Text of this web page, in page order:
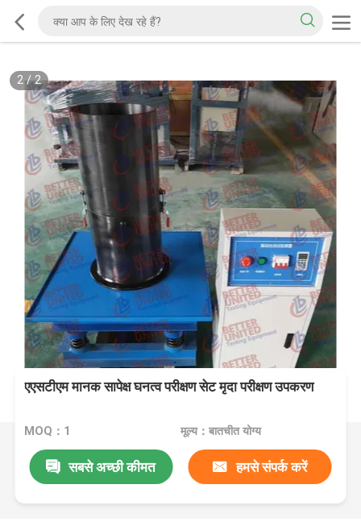
2/2
एएसटीएम मानक सापेक्ष घनत्व परीक्षण सेट मृदा परीक्षण उपकरण
MOQ：1 मूल्य：बातचीत योग्य
सबसे अच्छी कीमत हमसे संपर्क करें